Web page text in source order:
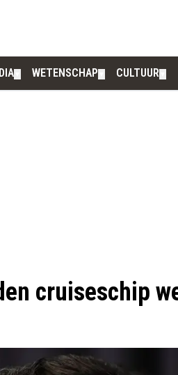
WETENSCHAP CULTUUR
cruiseschip